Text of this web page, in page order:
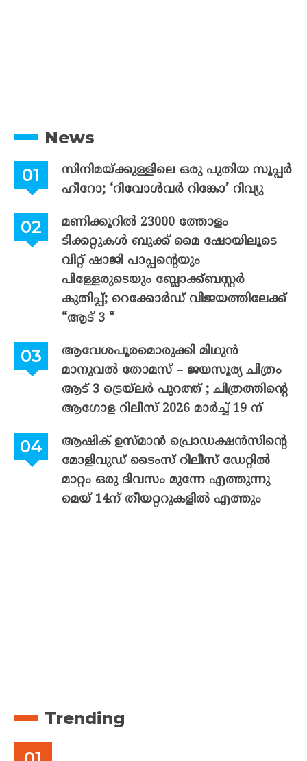
News
സിനിമയ്ക്കുള്ളിലെ ഒരു പുതിയ സൂപ്പർ
ഹീറോ; ‘റിവോൾവർ റിങ്കോ’ റിവ്യു
മണിക്കൂറിൽ 23000 ത്തോളം
ടിക്കറ്റുകൾ ബുക്ക് മൈ ഷോയിലൂടെ
വിറ്റ് ഷാജി പാപ്പന്റെയും
പിള്ളേരുടെയും ബ്ലോക്ക്ബസ്റ്റർ
കുതിപ്പ്; റെക്കോർഡ് വിജയത്തിലേക്ക്
“ആട് 3 “
ആവേശപൂരമൊരുക്കി മിഥുൻ
മാനുവൽ തോമസ് – ജയസൂര്യ ചിത്രം
ആട് 3 ട്രെയ്‌ലർ പുറത്ത് ; ചിത്രത്തിന്റെ
ആഗോള റിലീസ് 2026 മാർച്ച് 19 ന്
ആഷിക് ഉസ്മാൻ പ്രൊഡക്ഷൻസിന്റെ
മോളിവുഡ് ടൈംസ് റിലീസ് ഡേറ്റിൽ
മാറ്റം ഒരു ദിവസം മുന്നേ എത്തുന്നു
മെയ് 14ന് തീയറ്ററുകളിൽ എത്തും
Trending